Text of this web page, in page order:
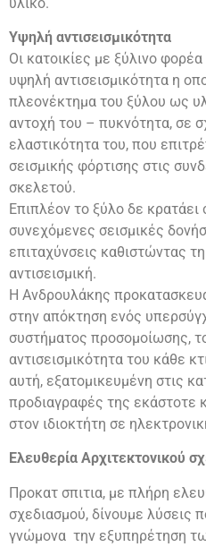
Υψηλή αντισεισμικότητα
Οι κατοικίες με ξύλινο
υψηλή αντισεισμικότητα η
πλεονέκτημα του ξύλου ως
αντοχή του – πυκνότητα, σε
ελαστικότητα του, που
σεισμικής φόρτισης στις
σκελετού.
Επιπλέον το ξύλο δε κρατάει
συνεχόμενες σεισμικές
επιταχύνσεις καθιστώντας
αντισεισμική.
Η Ανδρουλάκης
στην απόκτηση ενός
συστήματος προσομοίωσης,
αντισεισμικότητα του κάθε
αυτή, εξατομικευμένη στις
προδιαγραφές της εκάστοτε
στον ιδιοκτήτη σε
Ελευθερία Αρχιτεκτονικού
Προκατ σπιτια, με πλήρη
σχεδιασμού, δίνουμε λύσεις
γνώμονα την εξυπηρέτηση